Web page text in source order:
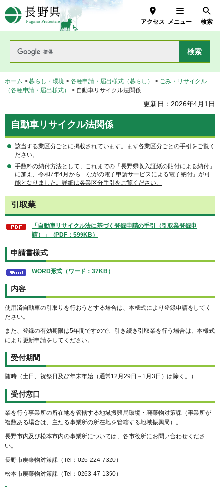
長野県Nagano Prefecture
アクセス メニュー 検索
ホーム > 暮らし・環境 > 各種申請・届出様式（暮らし） > ごみ・リサイクル
（各種申請・届出様式）
> 自動車リサイクル法関係
更新日：2026年4月1日
自動車リサイクル法関係
該当する業区分ごとに掲載されています。まず各業区分ごとの手引をご覧く
ださい。
手数料の納付方法として、これまでの「長野県収入証紙の貼付による納付」
に加え、令和7年4月から「ながの電子申請サービスによる電子納付」が可
能となりました。詳細は各業区分手引をご覧ください。
引取業
「自動車リサイクル法に基づく登録申請の手引（引取業登録申
請）」（PDF：599KB）
申請書様式
WORD形式（ワード：37KB）
内容
使用済自動車の引取りを行おうとする場合は、本様式により登録申請をしてく
ださい。
また、登録の有効期限は5年間ですので、引き続き引取業を行う場合は、本様式
により更新申請をしてください。
受付期間
随時（土日、祝祭日及び年末年始（通常12月29日～1月3日）は除く。）
受付窓口
業を行う事業所の所在地を管轄する地域振興局環境・廃棄物対策課（事業所が
複数ある場合は、主たる事業所の所在地を管轄する地域振興局）。
長野市内及び松本市内の事業所については、各市役所にお問い合わせくださ
い。
長野市廃棄物対策課（Tel：026-224-7320）
松本市廃棄物対策課（Tel：0263-47-1350）